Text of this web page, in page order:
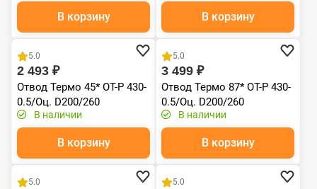
В корзину В корзину
Хит продаж
5.0
2 493 ₽
Отвод Термо 45* ОТ-Р 430-
0.5/Оц. D200/260
В наличии
В корзину
5.0
3 499 ₽
Отвод Термо 87* ОТ-Р 430-
0.5/Оц. D200/260
В наличии
В корзину
Хит продаж
5.0 5.0